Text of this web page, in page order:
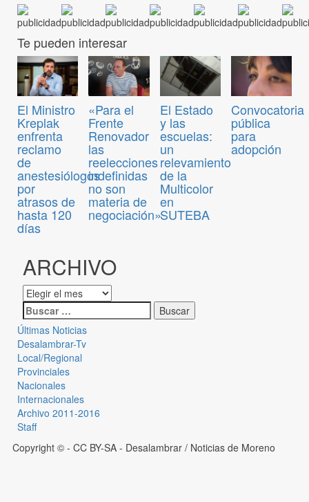
Te pueden interesar
El Ministro
Kreplak
enfrenta
reclamo
de
anestesiólogos
por
atrasos de
hasta 120
días
«Para el
Frente
Renovador
las
reelecciones
indefinidas
no son
materia de
negociación»
El Estado
y las
escuelas:
un
relevamiento
de la
Multicolor
en
SUTEBA
Convocatoria
pública
para
adopción
ARCHIVO
Últimas Noticias
Desalambrar-Tv
Local/Regional
Provinciales
Nacionales
Internacionales
Archivo 2011-2016
Staff
Copyright © - CC BY-SA - Desalambrar / Noticias de Moreno